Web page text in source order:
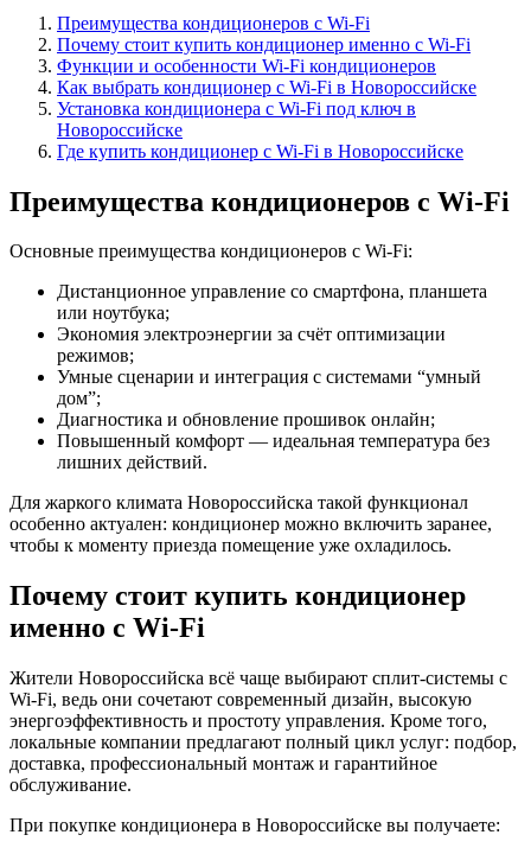
Преимущества кондиционеров с Wi-Fi
Почему стоит купить кондиционер именно с Wi-Fi
Функции и особенности Wi-Fi кондиционеров
Как выбрать кондиционер с Wi-Fi в Новороссийске
Установка кондиционера с Wi-Fi под ключ в
Новороссийске
Где купить кондиционер с Wi-Fi в Новороссийске
Преимущества кондиционеров с Wi-Fi
Основные преимущества кондиционеров с Wi-Fi:
Дистанционное управление со смартфона, планшета
или ноутбука;
Экономия электроэнергии за счёт оптимизации
режимов;
Умные сценарии и интеграция с системами “умный
дом”;
Диагностика и обновление прошивок онлайн;
Повышенный комфорт — идеальная температура без
лишних действий.
Для жаркого климата Новороссийска такой функционал
особенно актуален: кондиционер можно включить заранее,
чтобы к моменту приезда помещение уже охладилось.
Почему стоит купить кондиционер
именно с Wi-Fi
Жители Новороссийска всё чаще выбирают сплит-системы с
Wi-Fi, ведь они сочетают современный дизайн, высокую
энергоэффективность и простоту управления. Кроме того,
локальные компании предлагают полный цикл услуг: подбор,
доставка, профессиональный монтаж и гарантийное
обслуживание.
При покупке кондиционера в Новороссийске вы получаете: